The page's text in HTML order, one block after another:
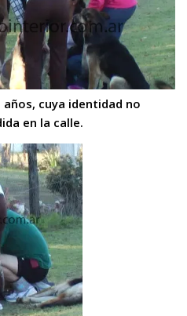
cuya identidad no
en la calle.